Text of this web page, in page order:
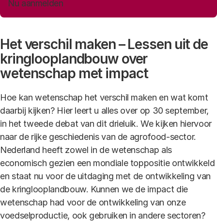
Nu aanmelden
Het verschil maken – Lessen uit de
kringlooplandbouw over
wetenschap met impact
Hoe kan wetenschap het verschil maken en wat komt
daarbij kijken? Hier leert u alles over op 30 september,
in het tweede debat van dit drieluik. We kijken hiervoor
naar de rijke geschiedenis van de agrofood-sector.
Nederland heeft zowel in de wetenschap als
economisch gezien een mondiale toppositie ontwikkeld
en staat nu voor de uitdaging met de ontwikkeling van
de kringlooplandbouw. Kunnen we de impact die
wetenschap had voor de ontwikkeling van onze
voedselproductie, ook gebruiken in andere sectoren?